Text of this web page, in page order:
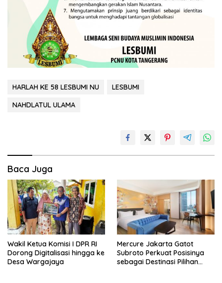
HARLAH KE 58 LESBUMI NU
LESBUMI
NAHDLATUL ULAMA
Baca Juga
Wakil Ketua Komisi I DPR RI
Dorong Digitalisasi hingga ke
Desa Wargajaya
Mercure Jakarta Gatot
Subroto Perkuat Posisinya
sebagai Destinasi Pilihan